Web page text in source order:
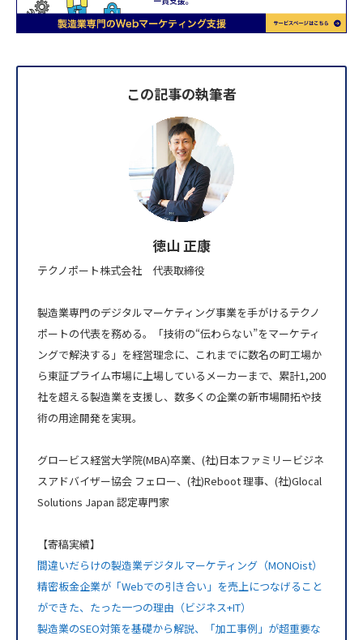
この記事の執筆者
徳山 正康
テクノポート株式会社 代表取締役
製造業専門のデジタルマーケティング事業を手がけるテクノ
ポートの代表を務める。「技術の“伝わらない”をマーケティ
ングで解決する」を経営理念に、これまでに数名の町工場か
ら東証プライム市場に上場しているメーカーまで、累計1,200
社を超える製造業を支援し、数多くの企業の新市場開拓や技
術の用途開発を実現。
グロービス経営大学院(MBA)卒業、(社)日本ファミリービジネ
スアドバイザー協会 フェロー、(社)Reboot 理事、(社)Glocal
Solutions Japan 認定専門家
【寄稿実績】
間違いだらけの製造業デジタルマーケティング（MONOist）
精密板金企業が「Webでの引き合い」を売上につなげること
ができた、たった一つの理由（ビジネス+IT）
製造業のSEO対策を基礎から解説、「加工事例」が超重要な